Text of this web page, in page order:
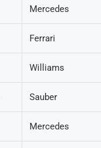
Mercedes
Ferrari
Williams
Sauber
Mercedes